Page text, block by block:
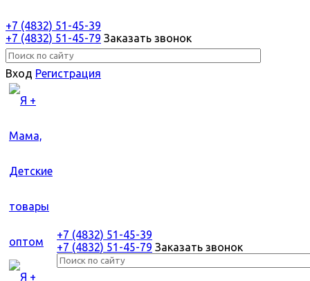
+7 (4832) 51-45-39
+7 (4832) 51-45-79 Заказать звонок
Вход Регистрация
+7 (4832) 51-45-39
+7 (4832) 51-45-79 Заказать звонок